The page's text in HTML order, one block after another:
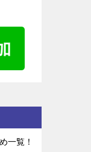
一覧！